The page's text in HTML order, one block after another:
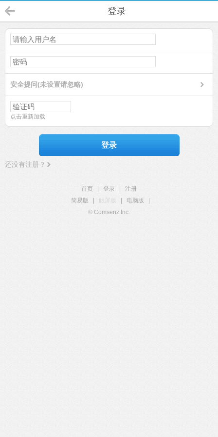
登录
安全提问(未设置请忽略)
点击重新加载
登录
还没有注册？
首页 登录
注册
简易版
触屏版 电脑版
© Comsenz Inc.